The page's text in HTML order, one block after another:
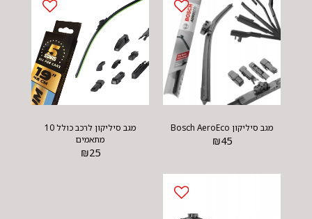
מגב סיליקון Bosch AeroEco
₪45
מגב סיליקון לרכב כולל 10
מתאמים
₪25